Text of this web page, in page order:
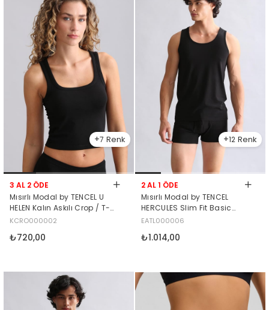
7
3 AL 2 ÖDE
Mısırlı Modal by TENCEL U
HELEN Kalın Askılı Crop / T-
Shirt Siyah
KCRO000002
₺720,00
12
2 AL 1 ÖDE
Mısırlı Modal by TENCEL
HERCULES Slim Fit Basic
Atlet Siyah
EATL000006
₺1.014,00